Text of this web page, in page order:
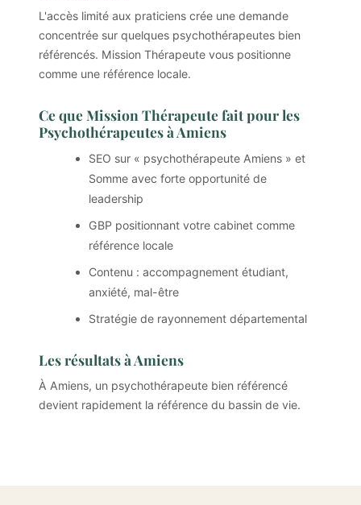
L'accès limité aux praticiens crée une demande
concentrée sur quelques psychothérapeutes bien
référencés. Mission Thérapeute vous positionne
comme une référence locale.
Ce que Mission Thérapeute fait pour les
Psychothérapeutes à Amiens
SEO sur « psychothérapeute Amiens » et
Somme avec forte opportunité de
leadership
GBP positionnant votre cabinet comme
référence locale
Contenu : accompagnement étudiant,
anxiété, mal-être
Stratégie de rayonnement départemental
Les résultats à Amiens
À Amiens, un psychothérapeute bien référencé
devient rapidement la référence du bassin de vie.